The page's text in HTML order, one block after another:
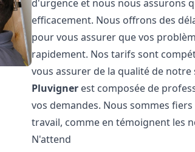
d'urgence et nous nous assurons
efficacement. Nous offrons des
pour vous assurer que vos
rapidement. Nos tarifs sont
vous assurer de la qualité de
Pluvigner est composée de
vos demandes. Nous sommes
travail, comme en témoignent les
N'attend